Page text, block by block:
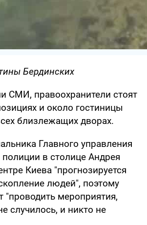
Бердинских
СМИ, правоохранители стоят
и около гостиницы
близлежащих дворах.
Главного управления
в столице Андрея
Киева "прогнозируется
людей", поэтому
"проводить мероприятия,
случилось, и никто не